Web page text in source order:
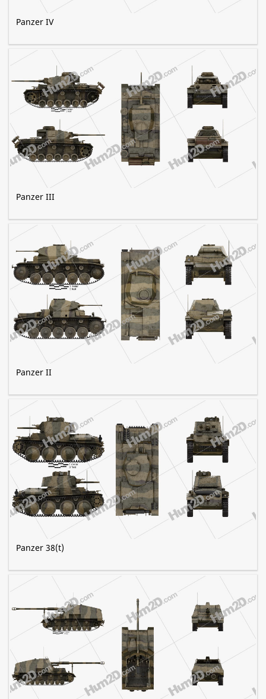
Panzer IV
Panzer III
Panzer II
Panzer 38(t)